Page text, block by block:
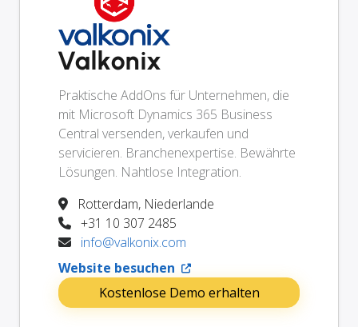
Valkonix
Praktische AddOns für Unternehmen, die
mit Microsoft Dynamics 365 Business
Central versenden, verkaufen und
servicieren. Branchenexpertise. Bewährte
Lösungen. Nahtlose Integration.
Rotterdam, Niederlande
+31 10 307 2485
info@valkonix.com
Website besuchen
Kostenlose Demo erhalten